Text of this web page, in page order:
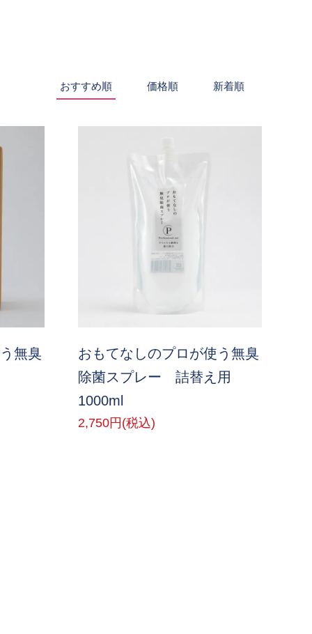
おすすめ順 価格順 新着順
無臭
おもてなしのプロが使う無臭
除菌スプレー 詰替え用
1000ml
2,750円(税込)